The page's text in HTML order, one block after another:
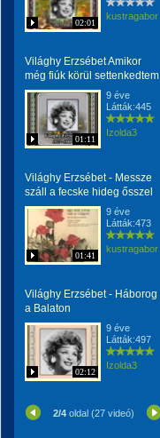
02:01
kustragabor
Világhy Erzsébet Amikor
még fiúk körül settenkedtem
01:11
9 éve
Látták:445
Izolda3
Világhy Erzsébet - Messze
száll a fecske hideg ősszel
01:41
9 éve
Látták:473
kustragabor
Világhy Erzsébet - Háborog
a Balaton
02:12
9 éve
Látták:497
Izolda3
2/4 oldal (27 videó)